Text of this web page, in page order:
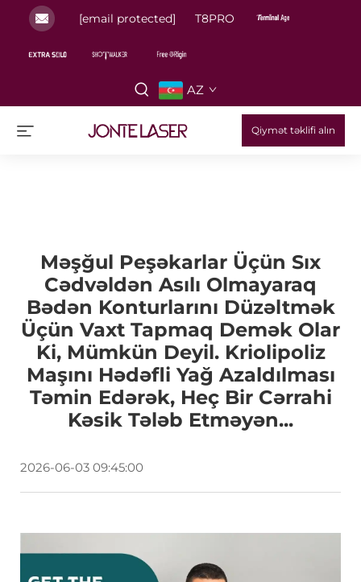
[email protected] T8PRO
AZ
Qiymət təklifi alın
Məşğul Peşəkarlar Üçün Sıx
Cədvəldən Asılı Olmayaraq
Bədən Konturlarını Düzəltmək
Üçün Vaxt Tapmaq Demək Olar
Ki, Mümkün Deyil. Kriolipoliz
Maşını Hədəfli Yağ Azaldılması
Təmin Edərək, Heç Bir Cərrahi
Kəsik Tələb Etməyən...
2026-06-03 09:45:00